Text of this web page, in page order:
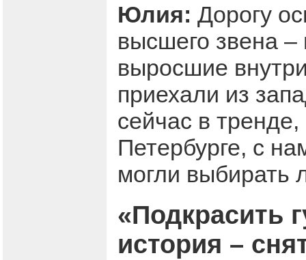
Юлия: Дорогу
высшего звена –
выросшие
приехали из
сейчас в
Петербурге, с
могли выбирать
«Подкрасить
история –